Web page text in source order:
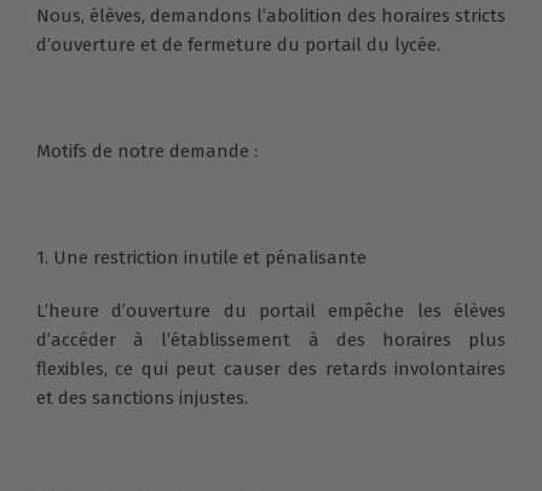
Nous, élèves, demandons l’abolition des horaires stricts
d’ouverture et de fermeture du portail du lycée.
Motifs de notre demande :
1. Une restriction inutile et pénalisante
L’heure d’ouverture du portail empêche les élèves
d’accéder à l’établissement à des horaires plus
flexibles, ce qui peut causer des retards involontaires
et des sanctions injustes.